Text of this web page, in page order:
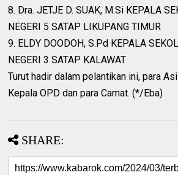
8. Dra. JETJE D. SUAK, M.Si KEPALA
NEGERI 5 SATAP LIKUPANG TIMUR
9. ELDY DOODOH, S.Pd KEPALA
NEGERI 3 SATAP KALAWAT
Turut hadir dalam pelantikan ini, para
Kepala OPD dan para Camat. (*/Eba)
SHARE: